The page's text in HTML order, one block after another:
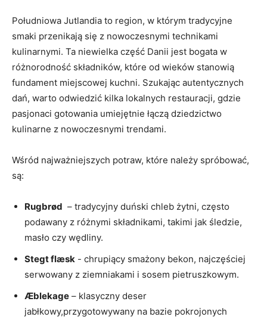
Południowa Jutlandia to region, w którym tradycyjne​
smaki przenikają się z​ nowoczesnymi technikami‌
kulinarnymi. Ta niewielka część Danii jest bogata w
różnorodność składników, które od wieków stanowią
fundament miejscowej kuchni. Szukając autentycznych
dań, warto odwiedzić kilka lokalnych restauracji, gdzie‍
pasjonaci gotowania umiejętnie łączą dziedzictwo
kulinarne z nowoczesnymi trendami.
Wśród najważniejszych potraw, które należy spróbować,
są:
Rugbrød ‌ – tradycyjny duński chleb żytni, często
podawany z różnymi składnikami, takimi jak śledzie,
masło czy wędliny.
Stegt flæsk ⁣- chrupiący smażony bekon, najczęściej​
serwowany z ziemniakami i‌ sosem pietruszkowym.
Æblekage – klasyczny deser
jabłkowy,przygotowywany na bazie pokrojonych